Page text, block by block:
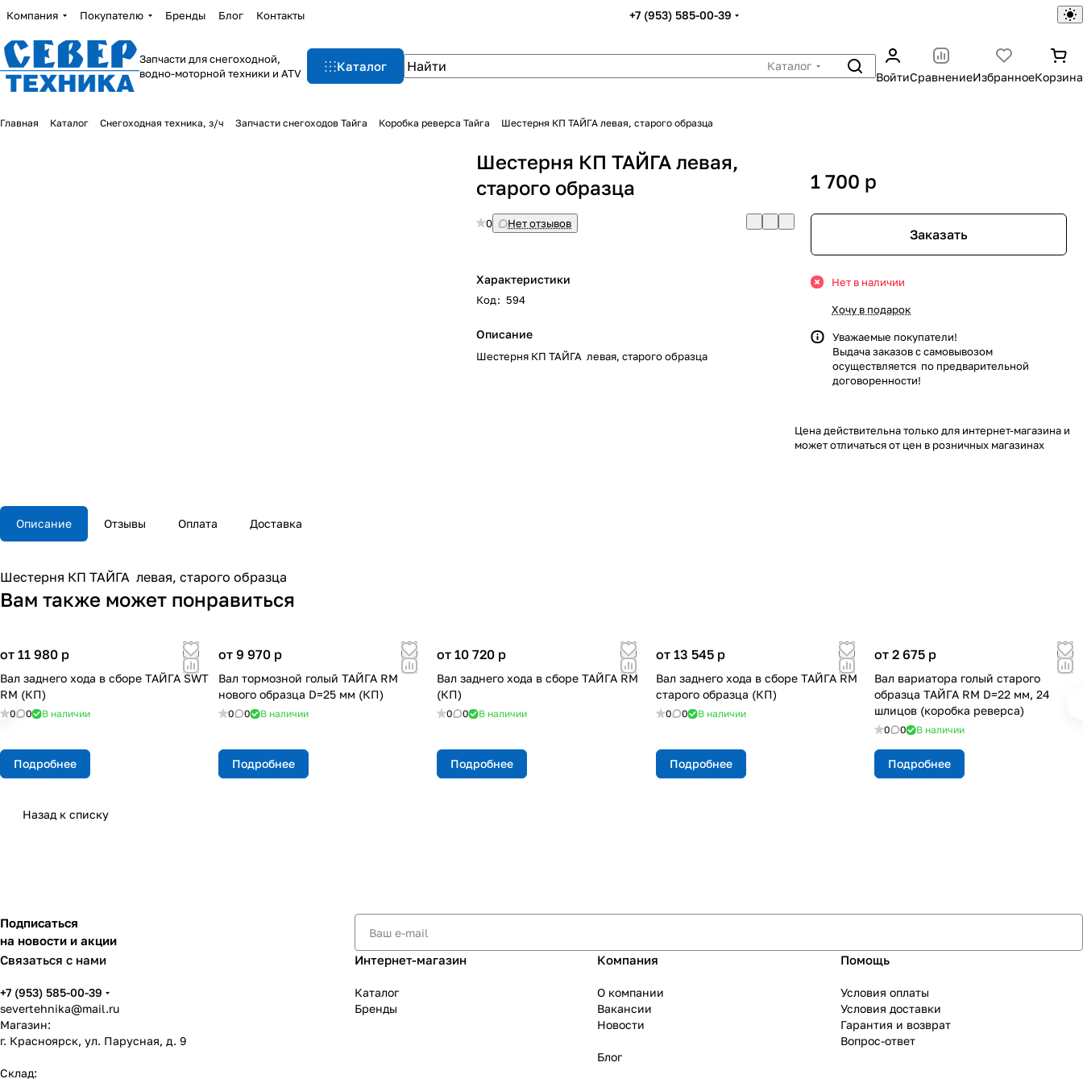
Компания Покупателю Бренды Блог Контакты +7 (953) 585-00-39
Запчасти для снегоходной,
водно-моторной техники и ATV
Каталог
Каталог
ВойтиСравнениеИзбранноеКорзина
Главная Каталог Снегоходная техника, з/ч Запчасти снегоходов Тайга Коробка реверса Тайга Шестерня КП ТАЙГА левая, старого образца
Шестерня КП ТАЙГА левая,
старого образца
0 Нет отзывов
Характеристики
Код: 594
Описание
Шестерня КП ТАЙГА левая, старого образца
1 700 p
Заказать
Нет в наличии
Хочу в подарок
Уважаемые покупатели!
Выдача заказов с самовывозом
осуществляется по предварительной
договоренности!
Цена действительна только для интернет-магазина и
может отличаться от цен в розничных магазинах
Описание Отзывы Оплата Доставка
Шестерня КП ТАЙГА левая, старого образца
Вам также может понравиться
от 11 980 p
Вал заднего хода в сборе ТАЙГА SWT
RM (КП)
0 0 В наличии
Подробнее
от 9 970 p
Вал тормозной голый ТАЙГА RM
нового образца D=25 мм (КП)
0 0 В наличии
Подробнее
от 10 720 p
Вал заднего хода в сборе ТАЙГА RM
(КП)
0 0 В наличии
Подробнее
от 13 545 p
Вал заднего хода в сборе ТАЙГА RM
старого образца (КП)
0 0 В наличии
Подробнее
от 2 675 p
Вал вариатора голый старого
образца ТАЙГА RM D=22 мм, 24
шлицов (коробка реверса)
0 0 В наличии
Подробнее
Назад к списку
Подписаться
на новости и акции
Связаться с нами
+7 (953) 585-00-39
severtehnika@mail.ru
Магазин:
г. Красноярск, ул. Парусная, д. 9
Склад:
Интернет-магазин
Каталог
Бренды
Компания
О компании
Вакансии
Новости
Блог
Помощь
Условия оплаты
Условия доставки
Гарантия и возврат
Вопрос-ответ